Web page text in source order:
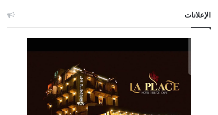
الإعلانات